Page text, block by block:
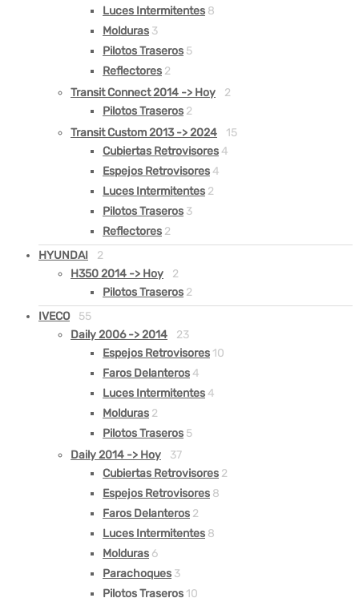
Luces Intermitentes 8
Molduras 3
Pilotos Traseros 5
Reflectores 2
Transit Connect 2014 -> Hoy
2
Pilotos Traseros 2
Transit Custom 2013 -> 2024
15
Cubiertas Retrovisores 4
Espejos Retrovisores 4
Luces Intermitentes 2
Pilotos Traseros 3
Reflectores 2
HYUNDAI
2
H350 2014 -> Hoy
2
Pilotos Traseros 2
IVECO
55
Daily 2006 -> 2014
23
Espejos Retrovisores 10
Faros Delanteros 4
Luces Intermitentes 4
Molduras 2
Pilotos Traseros 5
Daily 2014 -> Hoy
37
Cubiertas Retrovisores 2
Espejos Retrovisores 8
Faros Delanteros 2
Luces Intermitentes 8
Molduras 6
Parachoques 3
Pilotos Traseros 10